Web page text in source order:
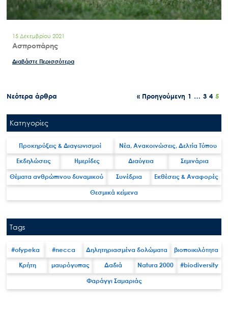
15 Δεκεμβρίου 2021
Ασπροπάρης
Διαβάστε Περισσότερα
Πλοήγηση
Νεότερα άρθρα « Προηγούμενη 1 … 3 4 5
Κατηγορίες
Προκηρύξεις & Διαγωνισμοί Νέα, Ανακοινώσεις, Δελτία Τύπου
Εκδηλώσεις Ημερίδες Διαύγεια Σεμινάρια
Θέματα ανθρώπινου δυναμικού Συνέδρια Εκθέσεις & Αναφορές
Θεσμικά κείμενα
Tags
#ofypeka #necca Δηλητηριασμένα δολώματα βιοποικιλότητα
Κρήτη μαυρόγυπας Δαδιά Natura 2000 #biodiversity
Φαράγγι Σαμαριάς